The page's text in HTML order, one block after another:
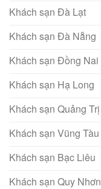
Khách sạn Đà Lạt
Khách sạn Đà Nẵng
Khách sạn Đồng Nai
Khách sạn Hạ Long
Khách sạn Quảng Trị
Khách sạn Vũng Tàu
Khách sạn Bạc Liêu
Khách sạn Quy Nhơn